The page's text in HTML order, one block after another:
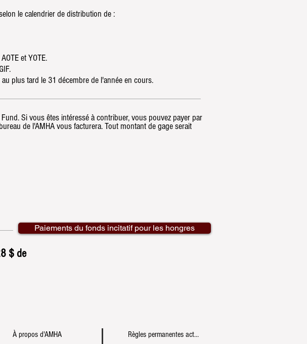
le calendrier de distribution de :
et YOTE.
plus tard le 31 décembre de l'année en cours.
Si vous êtes intéressé à contribuer, vous pouvez payer par
de l'AMHA vous facturera. Tout montant de gage serait
Paiements du fonds incitatif pour les hongres
$ de
À propos d'AMHA
Règles permanentes actuelles